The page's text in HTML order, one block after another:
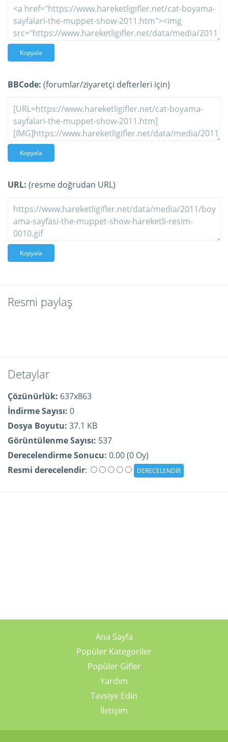
Kopyala
BBCode: (forumlar/ziyaretçi defterleri için)
Kopyala
URL: (resme doğrudan URL)
Kopyala
Resmi paylaş
Detaylar
Çözünürlük: 637x863
İndirme Sayısı: 0
Dosya Boyutu: 37.1 KB
Görüntülenme Sayısı: 537
Derecelendirme Sonucu: 0.00 (0 Oy)
Resmi derecelendir:
Ana Sayfa
Popüler Kategoriler
Popüler Gifler
Yardım
Tavsiye Edin
İletişim